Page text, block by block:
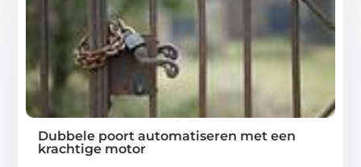
Dubbele poort automatiseren met een
krachtige motor